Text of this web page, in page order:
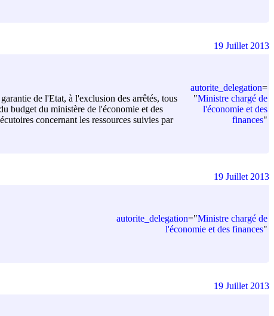
de l'Etat, à l'exclusion des arrêtés, tous
budget du ministère de l'économie et des
concernant les ressources suivies par
autorite_delegation=
"Ministre chargé de
l'économie et des
finances"
19 Juillet 2013
autorite_delegation="Ministre chargé de
l'économie et des finances"
19 Juillet 2013
19 Juillet 2013